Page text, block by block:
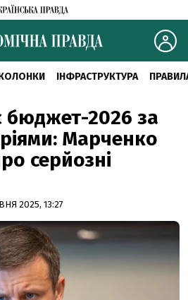
ІНФРАСТРУКТУРА
бюджет-2026 за
Марченко
серйозні
2025, 13:27